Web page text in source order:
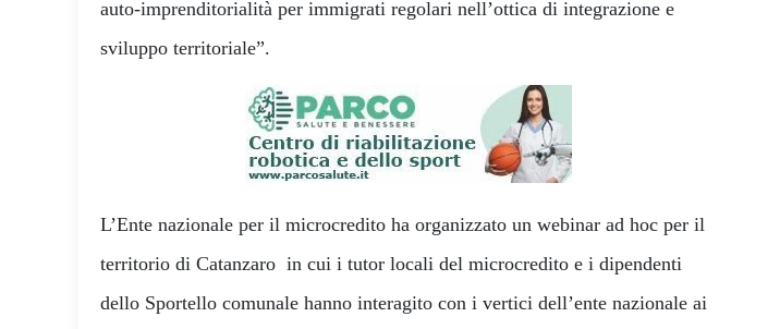
auto-imprenditorialità per immigrati regolari nell’ottica di integrazione e
sviluppo territoriale”.
L’Ente nazionale per il microcredito ha organizzato un webinar ad hoc per il
territorio di Catanzaro in cui i tutor locali del microcredito e i dipendenti
dello Sportello comunale hanno interagito con i vertici dell’ente nazionale ai